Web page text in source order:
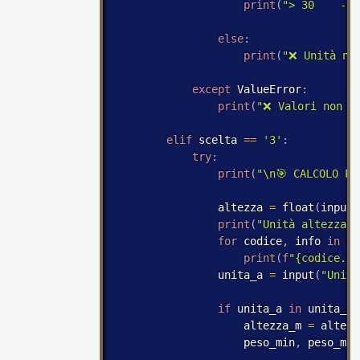
print ( "> 30    -
else:
print ( "❌ Unità
except ValueError:
print ( "❌ Valori non
elif scelta == '3' :
try:
print ( "\n🎯 CALCOLO
                altezza
= float (input
print ( "Unità altezza
for codice, info in
print (f
                unita_a
= input (
if unita_a in
                    altezza_m
=
                    peso_min
,